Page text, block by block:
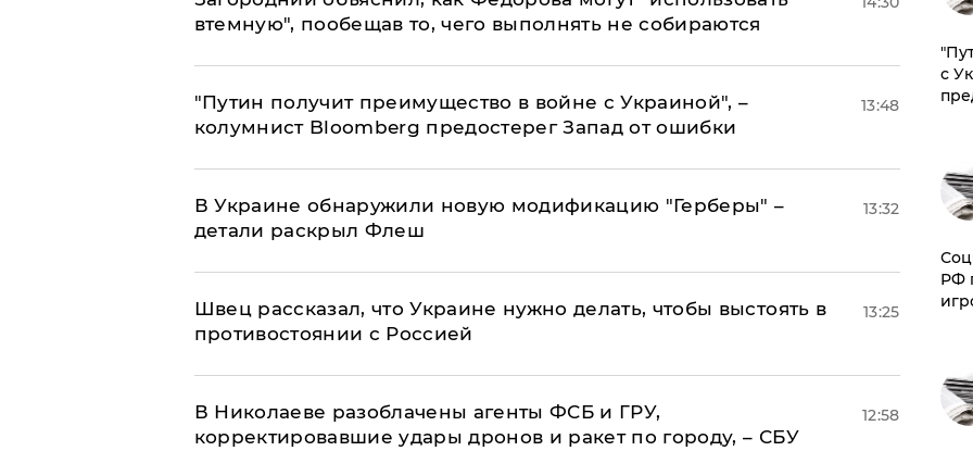
втемную", пообещав то, чего выполнять не собираются
"Путин получит преимущество в войне с Украиной", –
колумнист Bloomberg предостерег Запад от ошибки
13:48
В Украине обнаружили новую модификацию "Герберы" –
детали раскрыл Флеш
13:32
Швец рассказал, что Украине нужно делать, чтобы выстоять в
противостоянии с Россией
13:25
В Николаеве разоблачены агенты ФСБ и ГРУ,
корректировавшие удары дронов и ракет по городу, – СБУ
12:58
с
РФ